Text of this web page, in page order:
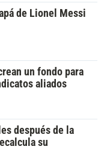
de Lionel Messi
un fondo para
aliados
después de la
su